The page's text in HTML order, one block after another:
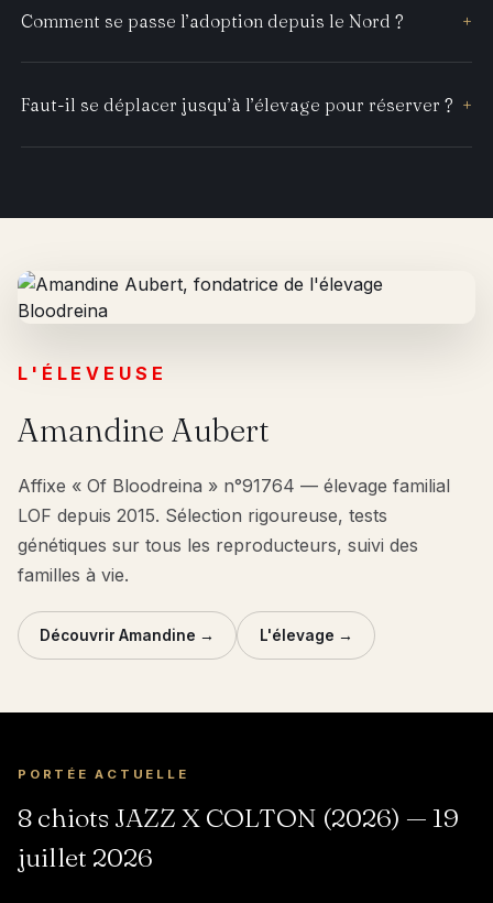
Comment se passe l’adoption depuis le Nord ? +
Faut-il se déplacer jusqu’à l’élevage pour réserver ? +
L'ÉLEVEUSE
Amandine Aubert
Affixe « Of Bloodreina » n°91764 — élevage familial
LOF depuis 2015. Sélection rigoureuse, tests
génétiques sur tous les reproducteurs, suivi des
familles à vie.
Découvrir Amandine → L'élevage →
PORTÉE ACTUELLE
8 chiots JAZZ X COLTON (2026) — 19
juillet 2026